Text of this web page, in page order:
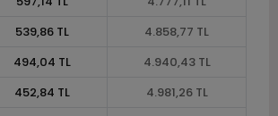
539,86 TL
4.858,77 TL
494,04 TL
4.940,43 TL
452,84 TL
4.981,26 TL